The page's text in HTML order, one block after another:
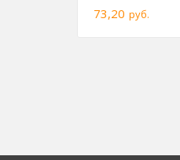
73,20 руб.